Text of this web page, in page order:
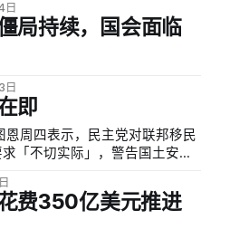
日
局持续，国会面临
日
即
恩周四表示，民主党对联邦移民
「不切实际」，警告国土安全
费350亿美元推进